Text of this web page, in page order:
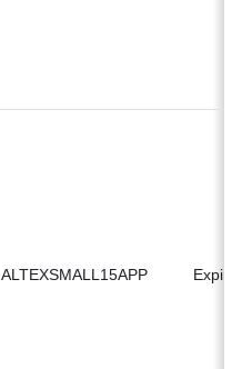
ALTEXSMALL15APP Expirat